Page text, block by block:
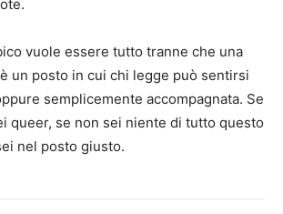
vuole essere tutto tranne che una
un posto in cui chi legge può sentirsi
semplicemente accompagnata. Se
queer, se non sei niente di tutto questo
nel posto giusto.